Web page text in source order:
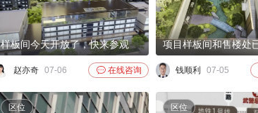
样板间今天开放了，快来参观
赵亦奇 07-06  在线咨询 钱顺利 07-05
区位 区位